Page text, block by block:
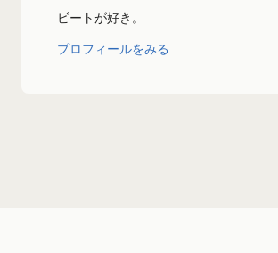
ビートが好き。
プロフィールをみる